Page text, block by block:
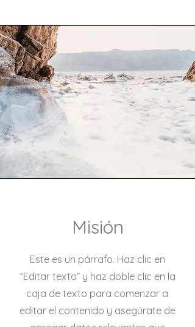
Misión
Este es un párrafo. Haz clic en
“Editar texto” y haz doble clic en la
caja de texto para comenzar a
editar el contenido y asegúrate de